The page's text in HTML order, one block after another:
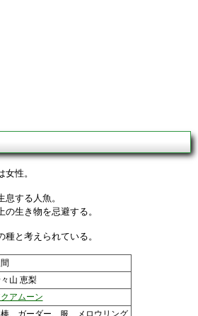
性。
する人魚。
生き物を忌避する。
と考えられている。
山 恵梨
アムーン